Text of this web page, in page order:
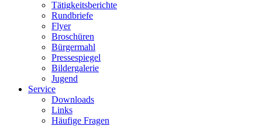
Tätigkeitsberichte
Rundbriefe
Flyer
Broschüren
Bürgermahl
Pressespiegel
Bildergalerie
Jugend
Service
Downloads
Links
Häufige Fragen